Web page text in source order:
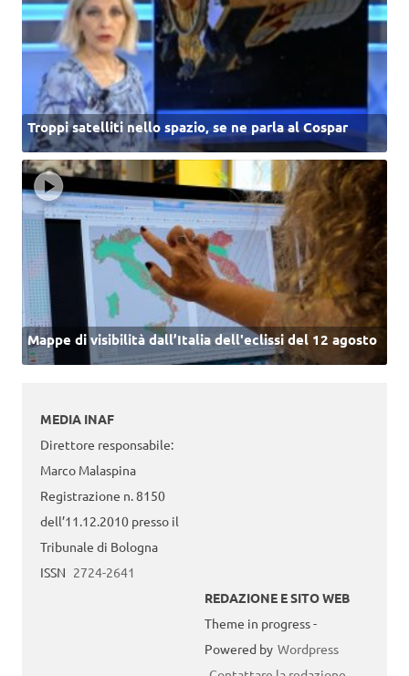
Troppi satelliti nello spazio, se ne parla al Cospar
Mappe di visibilità dall’Italia dell'eclissi del 12 agosto
MEDIA INAF
Direttore responsabile:
Marco Malaspina
Registrazione n. 8150
dell’11.12.2010 presso il
Tribunale di Bologna
ISSN 2724-2641
REDAZIONE E SITO WEB
Theme in progress -
Powered by Wordpress